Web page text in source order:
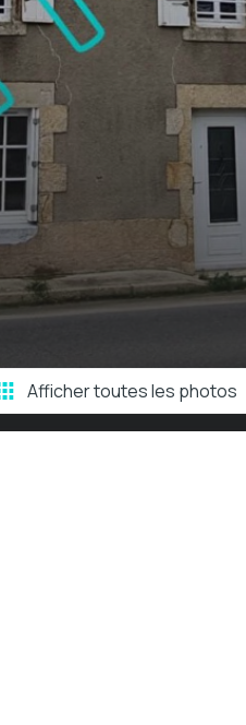
Afficher toutes les photos